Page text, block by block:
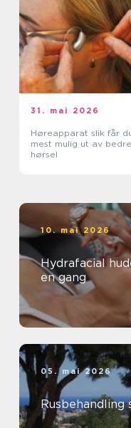
31. mai 2026
Høreapparat slik får du
mest mulig ut av bedre
hørsel
10. mai 2026
Hydrafacial huden som ser frisk ut med
en gang
05. mai 2026
Rusbehandling